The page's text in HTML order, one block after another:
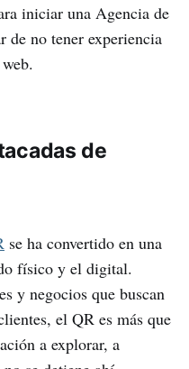
iniciar una Agencia de
de no tener experiencia
de
se ha convertido en una
físico y el digital.
y negocios que buscan
el QR es más que
a explorar, a